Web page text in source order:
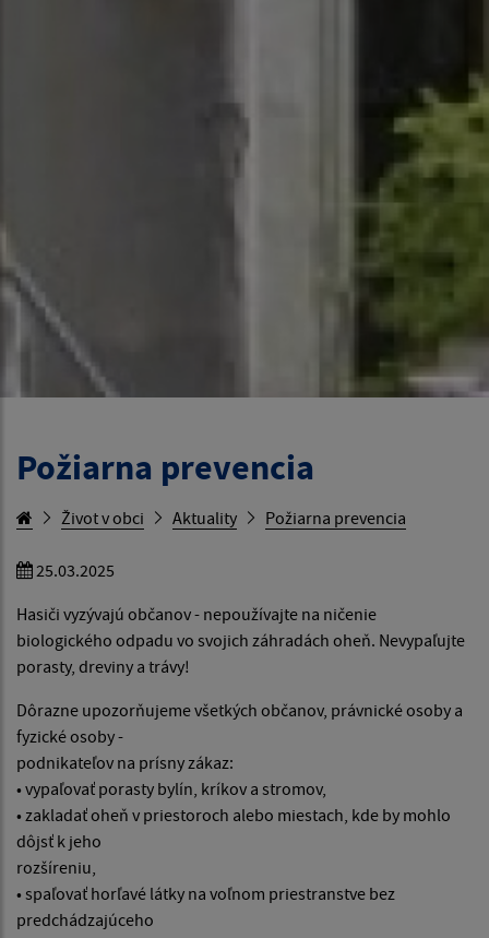
Požiarna prevencia
Život v obci Aktuality Požiarna prevencia
25.03.2025
Hasiči vyzývajú občanov - nepoužívajte na ničenie
biologického odpadu vo svojich záhradách oheň. Nevypaľujte
porasty, dreviny a trávy!
Dôrazne upozorňujeme všetkých občanov, právnické osoby a
fyzické osoby -
podnikateľov na prísny zákaz:
• vypaľovať porasty bylín, kríkov a stromov,
• zakladať oheň v priestoroch alebo miestach, kde by mohlo
dôjsť k jeho
rozšíreniu,
• spaľovať horľavé látky na voľnom priestranstve bez
predchádzajúceho